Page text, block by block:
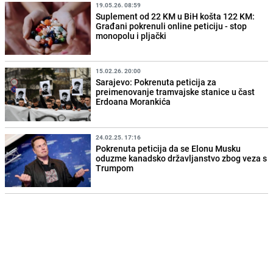
19.05.26. 08:59
Suplement od 22 KM u BiH košta 122 KM:
Građani pokrenuli online peticiju - stop
monopolu i pljački
15.02.26. 20:00
Sarajevo: Pokrenuta peticija za
preimenovanje tramvajske stanice u čast
Erdoana Morankića
24.02.25. 17:16
Pokrenuta peticija da se Elonu Musku
oduzme kanadsko državljanstvo zbog veza s
Trumpom